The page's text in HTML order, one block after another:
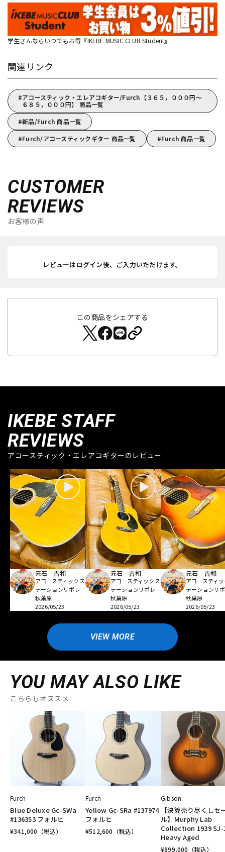
学生さんならいつでもお得『IKEBE MUSIC CLUB Student』
関連リンク
アコースティック・エレアコギター/Furch【３６５，０００円～
６８５，０００円】 商品一覧
新品/Furch 商品一覧
Furch/アコースティックギター 商品一覧
Furch 商品一覧
CUSTOMER
REVIEWS
お客様の声
レビューはログイン後、ご入力いただけます。
この商品をシェアする
IKEBE STAFF
REVIEWS
アコースティック・エレアコギターのレビュー
元石 吉和
アコースティックス
テーションリボレ
秋葉原
2026/05/23
元石 吉和
アコースティックス
テーションリボレ
秋葉原
2026/05/23
元石 吉和
アコースティ
テーションリ
秋葉原
2026/05/23
VIEW MORE
YOU MAY ALSO LIKE
こちらもオススメ
Furch
Blue Deluxe Gc-SWa
#136353 フォルヒ
¥341,000 （税込）
Furch
Yellow Gc-SRa #137974
フォルヒ
¥512,600 （税込）
Gibson
【決算売り尽くしセ
ル】Murphy Lab
Collection 1939 SJ-
Heavy Aged
¥899,000 （税込）